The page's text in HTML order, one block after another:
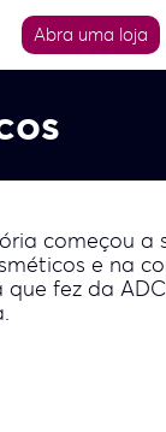
Abra uma loja
começou
e na
fez da